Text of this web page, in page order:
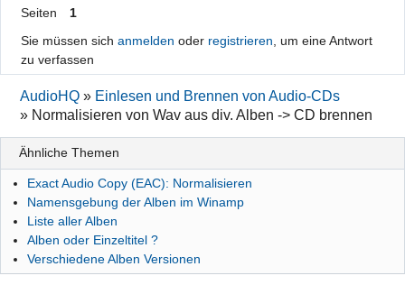
Seiten
1
Sie müssen sich anmelden oder registrieren , um eine Antwort
zu verfassen
AudioHQ » Einlesen und Brennen von Audio-CDs
» Normalisieren von Wav aus div. Alben -> CD brennen
Ähnliche Themen
Exact Audio Copy (EAC): Normalisieren
Namensgebung der Alben im Winamp
Liste aller Alben
Alben oder Einzeltitel ?
Verschiedene Alben Versionen